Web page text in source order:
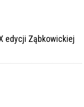
edycji Ząbkowickiej